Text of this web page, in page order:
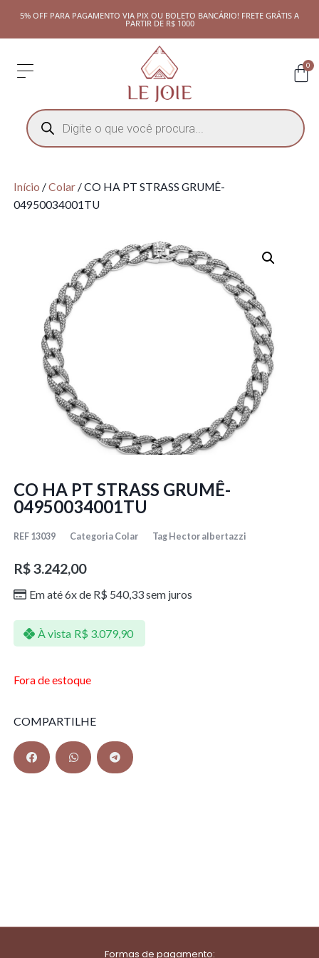
5% OFF PARA PAGAMENTO VIA PIX OU BOLETO BANCÁRIO! FRETE GRÁTIS A
PARTIR DE R$ 1000
0
Início /Colar/ CO HA PT STRASS GRUMÊ-
04950034001TU
CO HA PT STRASS GRUMÊ-
04950034001TU
REF 13039 Categoria Colar Tag Hector albertazzi
R$3.242,00
Em até 6x de R$ 540,33sem juros
À vista R$ 3.079,90
Fora de estoque
COMPARTILHE
Formas de pagamento: